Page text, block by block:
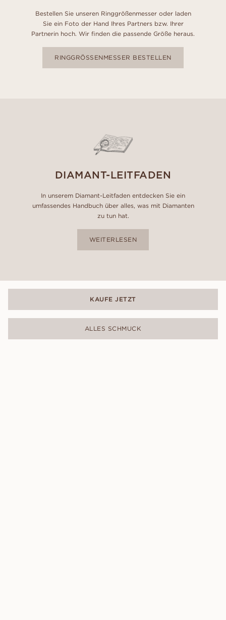
Bestellen Sie unseren Ringgrößenmesser oder laden
Sie ein Foto der Hand Ihres Partners bzw. Ihrer
Partnerin hoch. Wir finden die passende Größe heraus.
RINGGRÖSSENMESSER BESTELLEN
DIAMANT-LEITFADEN
In unserem Diamant-Leitfaden entdecken Sie ein
umfassendes Handbuch über alles, was mit Diamanten
zu tun hat.
WEITERLESEN
KAUFE JETZT
ALLES SCHMUCK